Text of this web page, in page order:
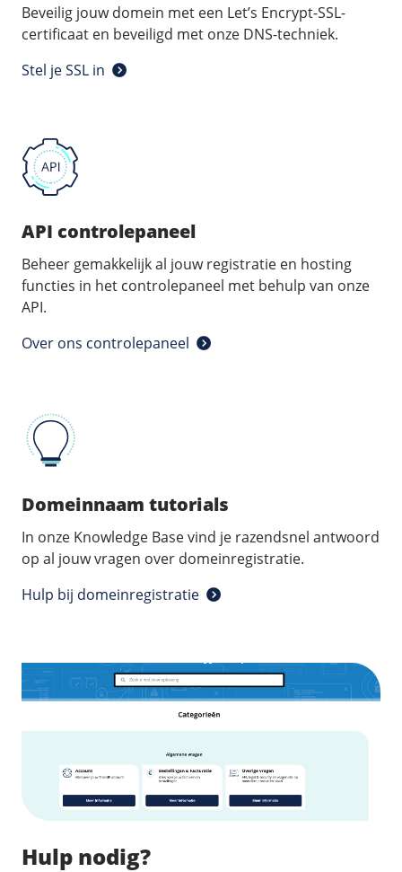
Beveilig jouw domein met een Let’s Encrypt-SSL-
certificaat en beveiligd met onze DNS-techniek.
Stel je SSL in
API controlepaneel
Beheer gemakkelijk al jouw registratie en hosting
functies in het controlepaneel met behulp van onze
API.
Over ons controlepaneel
Domeinnaam tutorials
In onze Knowledge Base vind je razendsnel antwoord
op al jouw vragen over domeinregistratie.
Hulp bij domeinregistratie
Hulp nodig?